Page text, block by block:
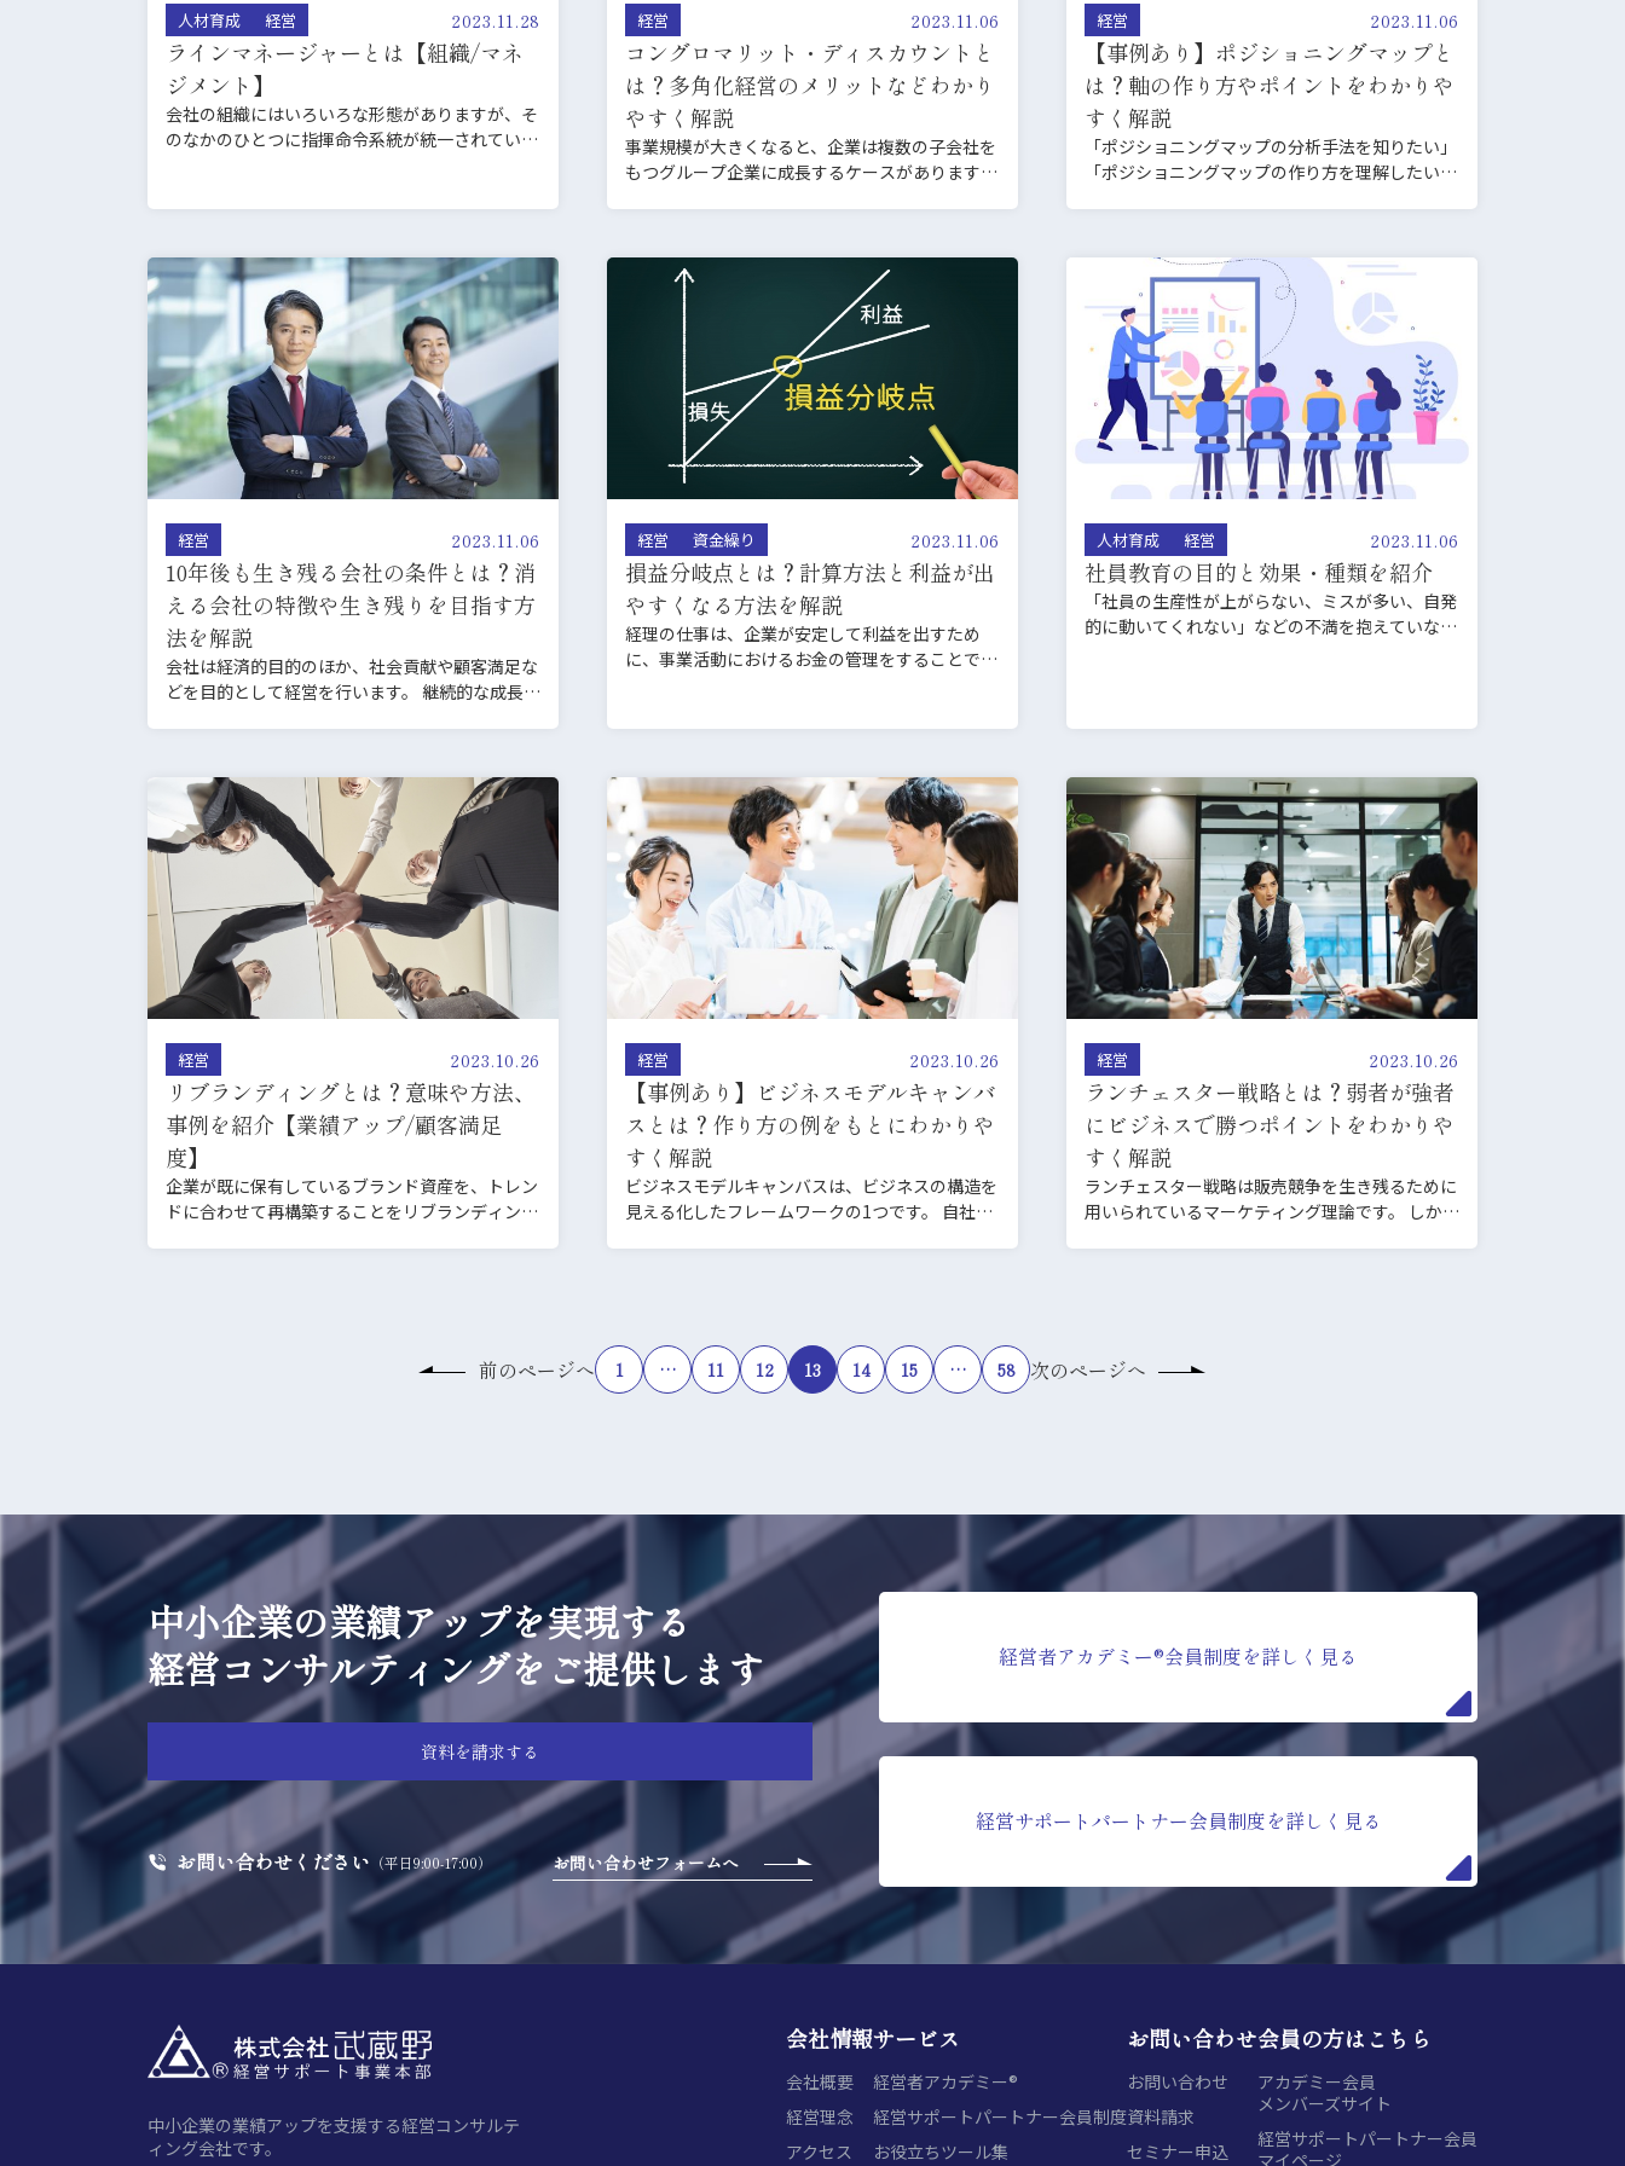
人材育成 経営 2023.11.28
ラインマネージャーとは【組織/マネ
ジメント】
会社の組織にはいろいろな形態がありますが、そ
のなかのひとつに指揮命令系統が統一されてい
経営 2023.11.06
コングロマリット・ディスカウントと
は？多角化経営のメリットなどわかり
やすく解説
事業規模が大きくなると、企業は複数の子会社を
もつグループ企業に成長するケースがあります。
経営 2023.11.06
【事例あり】ポジショニングマップと
は？軸の作り方やポイントをわかりや
すく解説
「ポジショニングマップの分析手法を知りたい」
「ポジショニングマップの作り方を理解したい」
経営 2023.11.06
10年後も生き残る会社の条件とは？消
える会社の特徴や生き残りを目指す方
法を解説
会社は経済的目的のほか、社会貢献や顧客満足な
どを目的として経営を行います。 継続的な成長や
経営 資金繰り 2023.11.06
損益分岐点とは？計算方法と利益が出
やすくなる方法を解説
経理の仕事は、企業が安定して利益を出すため
に、事業活動におけるお金の管理をすることで
人材育成 経営 2023.11.06
社員教育の目的と効果・種類を紹介
「社員の生産性が上がらない、ミスが多い、自発
的に動いてくれない」などの不満を抱えていない
経営 2023.10.26
リブランディングとは？意味や方法、
事例を紹介【業績アップ/顧客満足
度】
企業が既に保有しているブランド資産を、トレン
ドに合わせて再構築することをリブランディング
経営 2023.10.26
【事例あり】ビジネスモデルキャンバ
スとは？作り方の例をもとにわかりや
すく解説
ビジネスモデルキャンバスは、ビジネスの構造を
見える化したフレームワークの1つです。 自社の
経営 2023.10.26
ランチェスター戦略とは？弱者が強者
にビジネスで勝つポイントをわかりや
すく解説
ランチェスター戦略は販売競争を生き残るために
用いられているマーケティング理論です。 しかし
前のページへ 1 … 11 12 13 14 15 … 58 次のページへ
中小企業の業績アップを実現する
経営コンサルティングをご提供します
資料を請求する
お問い合わせください （平日9:00-17:00） お問い合わせフォームへ
経営者アカデミー®会員制度を詳しく見る
経営サポートパートナー会員制度を詳しく見る
中小企業の業績アップを支援する経営コンサルテ
ィング会社です。
会社情報
会社概要
経営理念
アクセス
サービス
経営者アカデミー®
経営サポートパートナー会員制度
お役立ちツール集
お問い合わせ
お問い合わせ
資料請求
セミナー申込
会員の方はこちら
アカデミー会員
メンバーズサイト
経営サポートパートナー会員
マイページ